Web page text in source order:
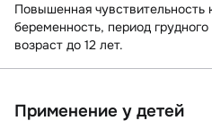
Повышенная чувствительность
беременность, период
возраст до 12 лет.
Применение у детей